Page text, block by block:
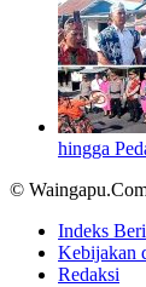
hingga
©
Indeks
Kebijakan
Redaksi